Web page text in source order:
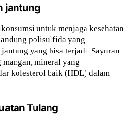
jantung
untuk menjaga kesehatan
polisulfida yang
yang bisa terjadi. Sayuran
mineral yang
kolesterol baik (HDL) dalam
Tulang